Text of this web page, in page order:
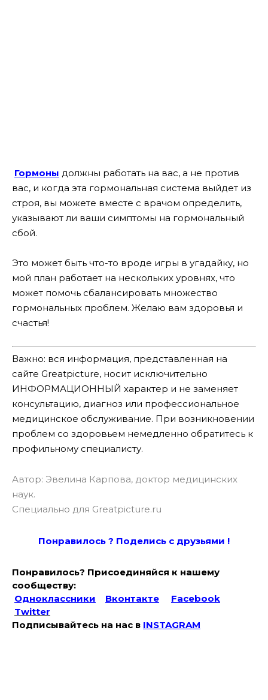
Гормоны должны работать на вас, а не против
вас, и когда эта гормональная система выйдет из
строя, вы можете вместе с врачом определить,
указывают ли ваши симптомы на гормональный
сбой.
Это может быть что-то вроде игры в угадайку, но
мой план работает на нескольких уровнях, что
может помочь сбалансировать множество
гормональных проблем. Желаю вам здоровья и
счастья!
Важно: вся информация, представленная на
сайте Greatpicture, носит исключительно
ИНФОРМАЦИОННЫЙ характер и не заменяет
консультацию, диагноз или профессиональное
медицинское обслуживание. При возникновении
проблем со здоровьем немедленно обратитесь к
профильному специалисту.
Автор: Эвелина Карпова, доктор медицинских
наук.
Специально для Greatpicture.ru
Понравилось ? Поделись с друзьями !
Понравилось? Присоединяйся к нашему
сообществу:
Одноклассники
Вконтакте
Facebook
Twitter
Подписывайтесь на наc в INSTAGRAM